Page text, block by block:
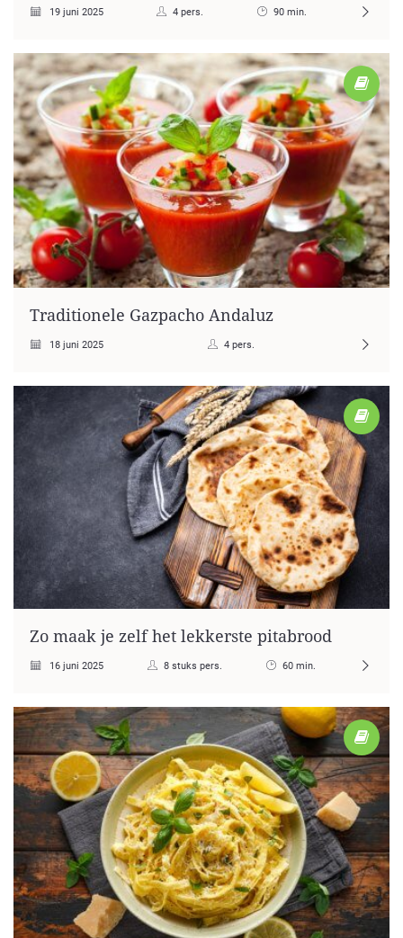
19 juni 2025 4 pers. 90 min.
Traditionele Gazpacho Andaluz
18 juni 2025 4 pers.
Zo maak je zelf het lekkerste pitabrood
16 juni 2025 8 stuks pers. 60 min.